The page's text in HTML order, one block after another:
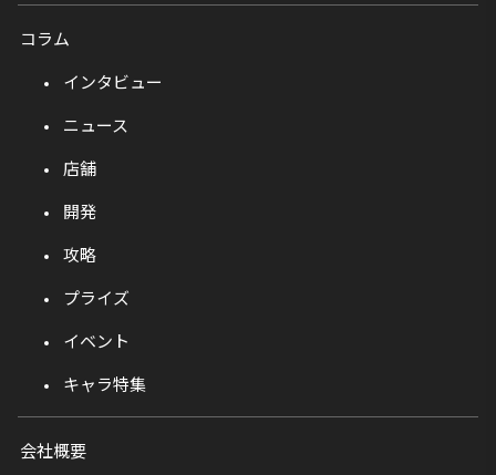
コラム
インタビュー
ニュース
店舗
開発
攻略
プライズ
イベント
キャラ特集
会社概要